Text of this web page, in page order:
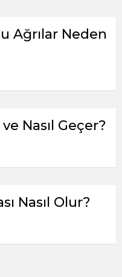
Ağrılar Neden
Nasıl Geçer?
Nasıl Olur?